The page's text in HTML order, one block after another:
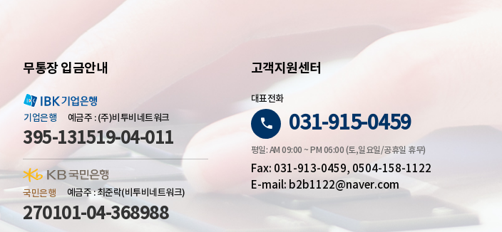
무통장 입금안내
기업은행 예금주 : (주)비투비네트워크
395-131519-04-011
국민은행 예금주 : 최준락(비투비네트워크)
270101-04-368988
고객지원센터
대표전화
031-915-0459
평일: AM 09:00 ~ PM 06:00 (토,일요일/공휴일 휴무)
Fax: 031-913-0459, 0504-158-1122
E-mail: b2b1122@naver.com